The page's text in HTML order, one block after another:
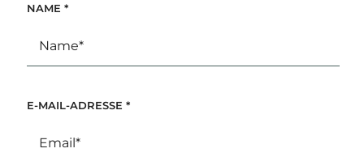
NAME *
E-MAIL-ADRESSE *